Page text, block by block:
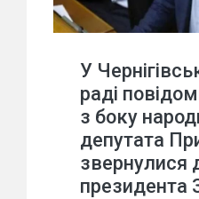
У
раді
з боку
депутата
звернулися
президента